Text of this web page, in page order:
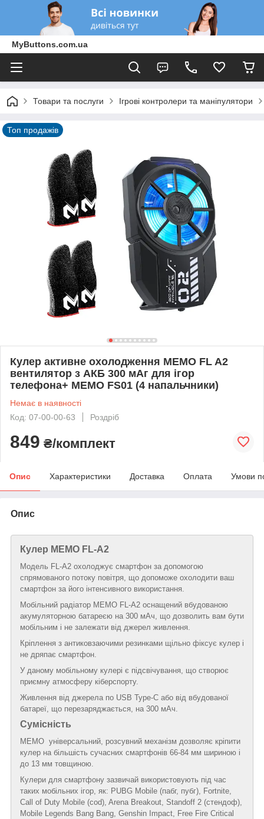
MyButtons.com.ua
Товари та послуги Ігрові контролери та маніпулятори
Топ продажів
Кулер активне охолодження MEMO FL A2
вентилятор з АКБ 300 мАг для ігор
телефона+ MEMO FS01 (4 напальчники)
Немає в наявності
Код: 07-00-00-63
Роздріб
849 ₴/комплект
Опис Характеристики Доставка Оплата Умови
Опис
Кулер MEMO FL-A2
Модель FL-A2 охолоджує смартфон за допомогою
спрямованого потоку повітря, що допоможе охолодити ваш
смартфон за його інтенсивного використання.
Мобільний радіатор MEMO FL-A2 оснащений вбудованою
акумуляторною батареєю на 300 мАч, що дозволить вам бути
мобільним і не залежати від джерел живлення.
Кріплення з антиковзаючими резинками щільно фіксує кулер і
не дряпає смартфон.
У даному мобільному кулері є підсвічування, що створює
приємну атмосферу кіберспорту.
Живлення від джерела по USB Type-C або від вбудованої
батареї, що перезаряджається, на 300 мАч.
Сумісність
MEMO універсальний, розсувний механізм дозволяє кріпити
кулер на більшість сучасних смартфонів 66-84 мм шириною і
до 13 мм товщиною.
Кулери для смартфону зазвичай використовують під час
таких мобільних ігор, як: PUBG Mobile (пабг, пубг), Fortnite,
Call of Duty Mobile (cod), Arena Breakout, Standoff 2 (стендоф),
Mobile Legends Bang Bang, Genshin Impact, Free Fire Critical